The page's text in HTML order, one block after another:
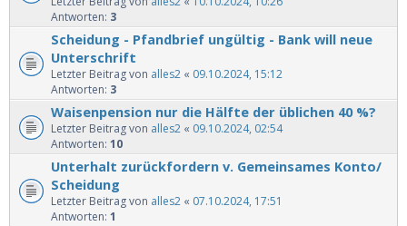
Antworten: 3
Scheidung - Pfandbrief ungültig - Bank will neue
Unterschrift
Letzter Beitrag von alles2 « 09.10.2024, 15:12
Antworten: 3
Waisenpension nur die Hälfte der üblichen 40 %?
Letzter Beitrag von alles2 « 09.10.2024, 02:54
Antworten: 10
Unterhalt zurückfordern v. Gemeinsames Konto/
Scheidung
Letzter Beitrag von alles2 « 07.10.2024, 17:51
Antworten: 1